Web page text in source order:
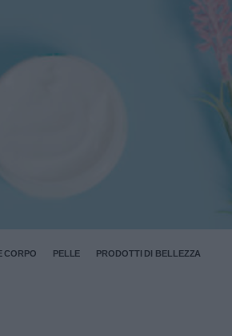
CORPO PELLE PRODOTTI DI BELLEZZA